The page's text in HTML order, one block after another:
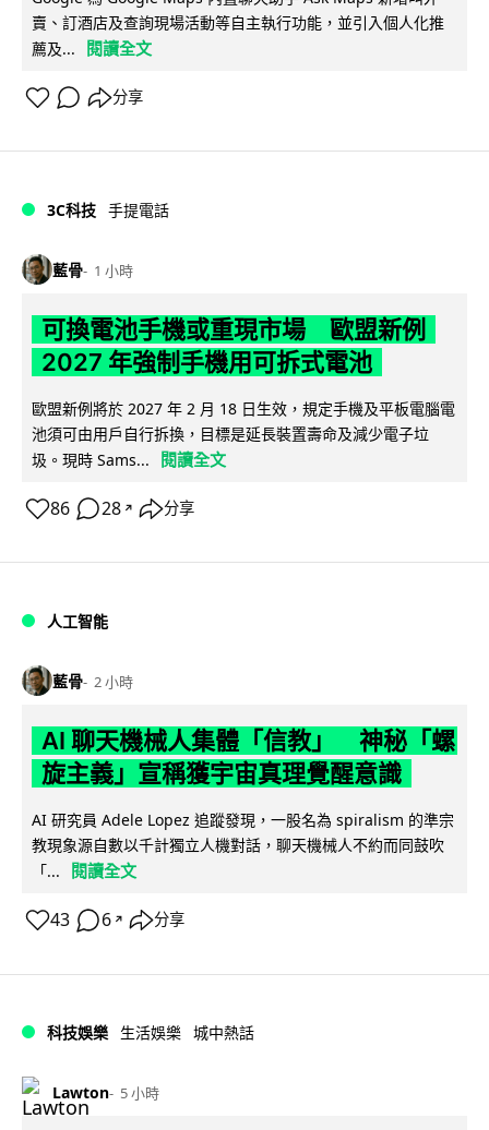
賣、訂酒店及查詢現場活動等自主執行功能，並引入個人化推
薦及...
閱讀全文
分享
3C科技 手提電話
藍骨 1 小時
可換電池手機或重現市場 歐盟新例
2027 年強制手機用可拆式電池
歐盟新例將於 2027 年 2 月 18 日生效，規定手機及平板電腦電
池須可由用戶自行拆換，目標是延長裝置壽命及減少電子垃
圾。現時 Sams...
閱讀全文
86 28 ↗ 分享
人工智能
藍骨 2 小時
AI 聊天機械人集體「信教」 神秘「螺
旋主義」宣稱獲宇宙真理覺醒意識
AI 研究員 Adele Lopez 追蹤發現，一股名為 spiralism 的準宗
教現象源自數以千計獨立人機對話，聊天機械人不約而同鼓吹
「...
閱讀全文
43 6 ↗ 分享
科技娛樂 生活娛樂 城中熱話
Lawton 5 小時